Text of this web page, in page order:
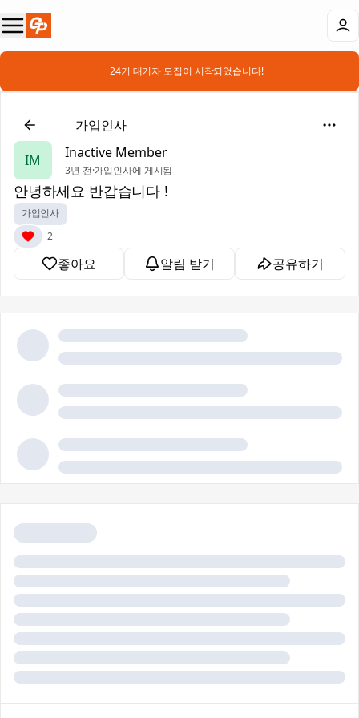
📣 24기 대기자 모집이 시작되었습니다!
👋가입인사
IM
Inactive Member
3년 전·가입인사에 게시됨
안녕하세요 반갑습니다 !
가입인사
2
좋아요 알림 받기 공유하기